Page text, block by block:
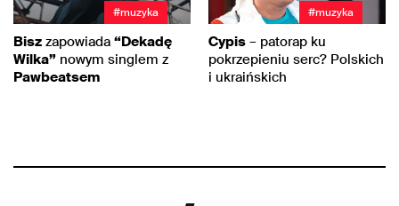
#muzyka
Bisz zapowiada “Dekadę
Wilka” nowym singlem z
Pawbeatsem
#muzyka
Cypis – patorap ku
pokrzepieniu serc? Polskich
i ukraińskich